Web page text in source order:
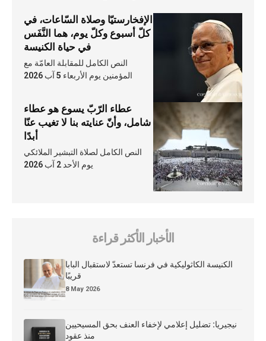
الإفخارستيّا وصلاة السّاعات، في
كلّ أسبوع وكلّ يوم، هما النَّفَس
في حياة الكنيسة
النص الكامل للمقابلة العامّة مع
المؤمنين يوم الأربعاء 5 آب 2026
عطاء الرّبّ يسوع هو عطاء
شامل، وأنّ عنايته بنا لا تغيب عنّا
أبدًا
النص الكامل لصلاة التبشير الملائكي
يوم الأحد 2 آب 2026
الأخبار الأكثر قراءة
الكنيسة الكاثوليكية في فرنسا تستعدّ لاستقبال البابا
قريبًا
8 May 2026
نيجيريا: تضليل إعلامي لإخفاء العنف بحق المسيحيين
منذ عقود